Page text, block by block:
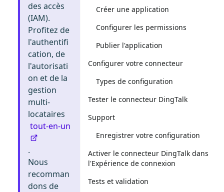
des accès
(IAM).
Profitez de
l'authentifi
cation, de
l'autorisati
on et de la
gestion
multi-
locataires
tout-en-un
.
Nous
recomman
dons de
Créer une application
Configurer les permissions
Publier l'application
Configurer votre connecteur
Types de configuration
Tester le connecteur DingTalk
Support
Enregistrer votre configuration
Activer le connecteur DingTalk dans
l'Expérience de connexion
Tests et validation